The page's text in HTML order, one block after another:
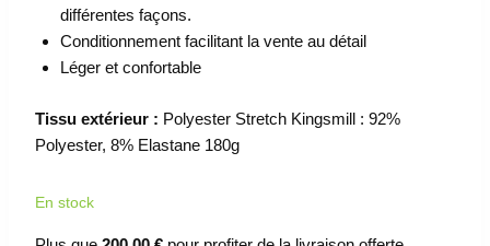
différentes façons.
Conditionnement facilitant la vente au détail
Léger et confortable
Tissu extérieur : Polyester Stretch Kingsmill : 92%
Polyester, 8% Elastane 180g
En stock